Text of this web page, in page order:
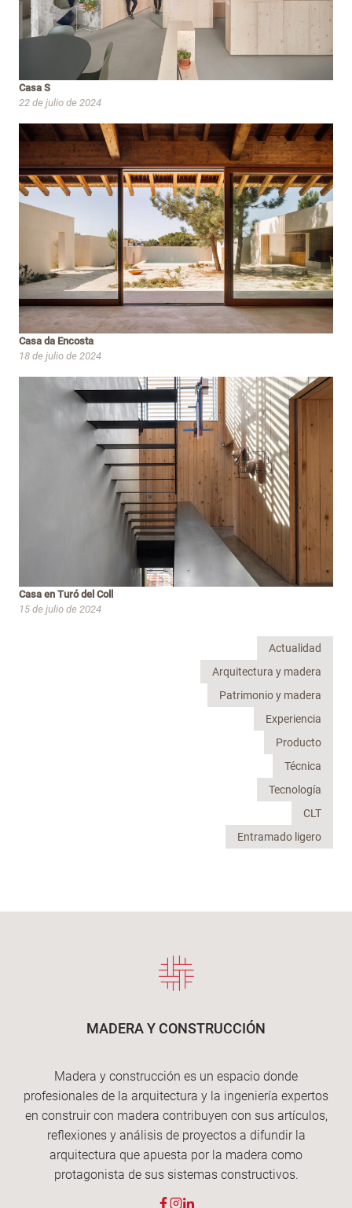
Casa S
22 de julio de 2024
Casa da Encosta
18 de julio de 2024
Casa en Turó del Coll
15 de julio de 2024
Actualidad
Arquitectura y madera
Patrimonio y madera
Experiencia
Producto
Técnica
Tecnología
CLT
Entramado ligero
MADERA Y CONSTRUCCIÓN
Madera y construcción es un espacio donde
profesionales de la arquitectura y la ingeniería expertos
en construir con madera contribuyen con sus artículos,
reflexiones y análisis de proyectos a difundir la
arquitectura que apuesta por la madera como
protagonista de sus sistemas constructivos.